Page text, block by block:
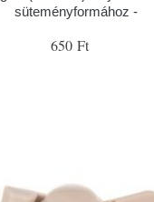
süteményformához -
650 Ft